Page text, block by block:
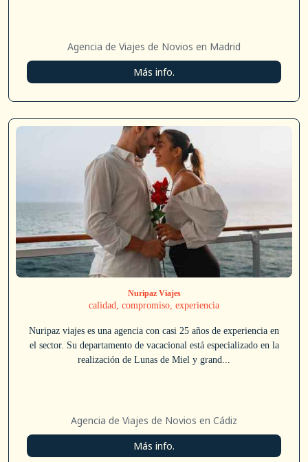
Agencia de Viajes de Novios en Madrid
Más info.
Nuripaz Viajes
calidad, compromiso, experiencia
Nuripaz viajes es una agencia con casi 25 años de experiencia en
el sector. Su departamento de vacacional está especializado en la
realización de Lunas de Miel y grand...
Agencia de Viajes de Novios en Cádiz
Más info.